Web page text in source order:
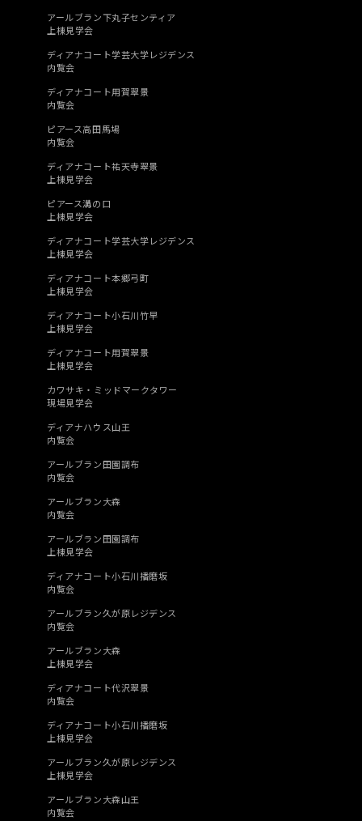
アールブラン下丸子センティア
上棟見学会
ディアナコート学芸大学レジデンス
内覧会
ディアナコート用賀翠景
内覧会
ピアース高田馬場
内覧会
ディアナコート祐天寺翠景
上棟見学会
ピアース溝の口
上棟見学会
ディアナコート学芸大学レジデンス
上棟見学会
ディアナコート本郷弓町
上棟見学会
ディアナコート小石川竹早
上棟見学会
ディアナコート用賀翠景
上棟見学会
カワサキ・ミッドマークタワー
現場見学会
ディアナハウス山王
内覧会
アールブラン田園調布
内覧会
アールブラン大森
内覧会
アールブラン田園調布
上棟見学会
ディアナコート小石川播磨坂
内覧会
アールブラン久が原レジデンス
内覧会
アールブラン大森
上棟見学会
ディアナコート代沢翠景
内覧会
ディアナコート小石川播磨坂
上棟見学会
アールブラン久が原レジデンス
上棟見学会
アールブラン大森山王
内覧会